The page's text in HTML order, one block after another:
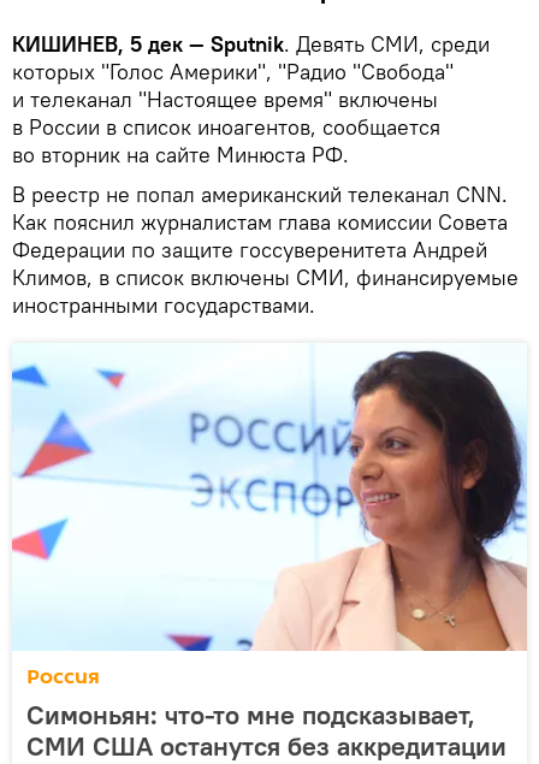
КИШИНЕВ, 5 дек — Sputnik. Девять СМИ, среди
которых "Голос Америки", "Радио "Свобода"
и телеканал "Настоящее время" включены
в России в список иноагентов, сообщается
во вторник на сайте Минюста РФ.
В реестр не попал американский телеканал CNN.
Как пояснил журналистам глава комиссии Совета
Федерации по защите госсуверенитета Андрей
Климов, в список включены СМИ, финансируемые
иностранными государствами.
Россия
Симоньян: что-то мне подсказывает,
СМИ США останутся без аккредитации